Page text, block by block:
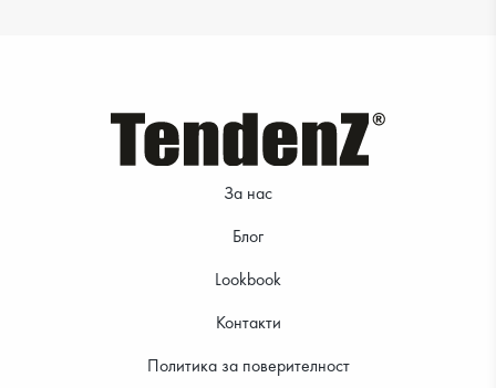
За нас
Блог
Lookbook
Контакти
Политика за поверителност